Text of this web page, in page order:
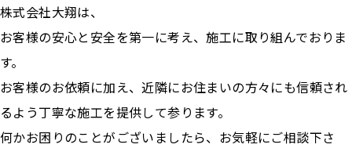
株式会社大翔は、
お客様の安心と安全を第一に考え、施工に取り組んでおりま
す。
お客様のお依頼に加え、近隣にお住まいの方々にも信頼され
るよう丁寧な施工を提供して参ります。
何かお困りのことがございましたら、お気軽にご相談下さ